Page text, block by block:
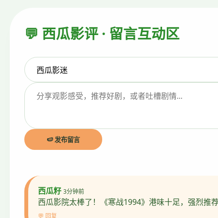
💬 西瓜影评 · 留言互动区
🍉 发布留言
西瓜籽 3分钟前
西瓜影院太棒了！《寒战1994》港味十足，强烈推
💬 回复